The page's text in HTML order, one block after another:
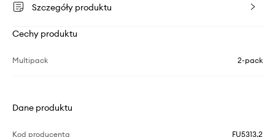
Szczegóły produktu
Cechy produktu
Multipack 2-pack
Dane produktu
Kod producenta FU5313.2